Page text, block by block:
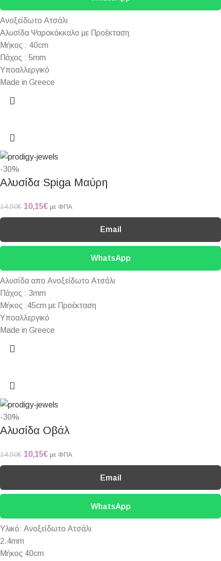
Ανοξείδωτο Ατσάλι
Αλυσίδα Ψαροκόκκαλο με Προέκταση
Μήκος : 40cm
Πάχος : 5mm
Υποαλλεργικό
Made in Greece
-30%
Αλυσίδα Spiga Μαύρη
14,50€ 10,15€ με ΦΠΑ
Email
WhatsApp
Αλυσίδα απο Ανοξείδωτο Ατσάλι
Πάχος : 3mm
Μήκος :45cm με Προέκταση
Υποαλλεργικό
Made in Greece
-30%
Αλυσίδα Οβάλ
14,50€ 10,15€ με ΦΠΑ
Email
WhatsApp
Υλικό: Ανοξείδωτο Ατσάλι
2.4mm
Μήκος 40cm